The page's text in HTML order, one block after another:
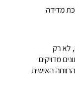
לא רק
מדויקים
האישית